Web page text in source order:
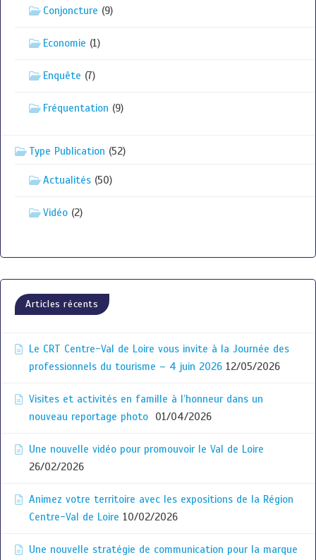
Conjoncture (9)
Economie (1)
Enquête (7)
Fréquentation (9)
Type Publication (52)
Actualités (50)
Vidéo (2)
Articles récents
Le CRT Centre-Val de Loire vous invite à la Journée des
professionnels du tourisme – 4 juin 2026 12/05/2026
Visites et activités en famille à l’honneur dans un
nouveau reportage photo
01/04/2026
Une nouvelle vidéo pour promouvoir le Val de Loire
26/02/2026
Animez votre territoire avec les expositions de la Région
Centre-Val de Loire 10/02/2026
Une nouvelle stratégie de communication pour la marque